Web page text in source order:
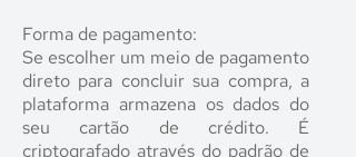
Forma de pagamento:
Se escolher um meio de pagamento
direto para concluir sua compra, a
plataforma armazena os dados do
seu cartão de crédito. É
criptografado através do padrão de